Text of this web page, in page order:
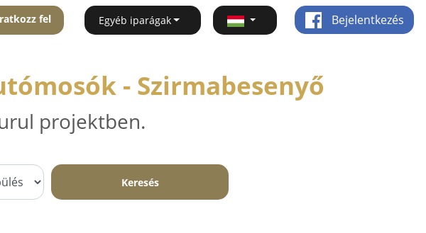
fel Egyéb iparágak Bejelentkezés
- Szirmabesenyő
projektben.
Keresés